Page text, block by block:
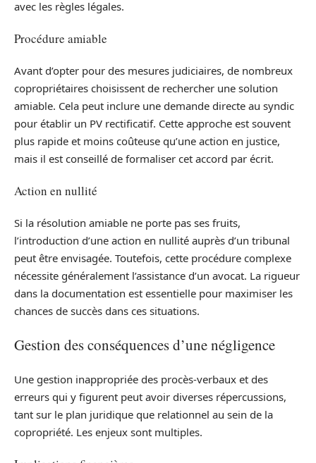
avec les règles légales.
Procédure amiable
Avant d’opter pour des mesures judiciaires, de nombreux
copropriétaires choisissent de rechercher une solution
amiable. Cela peut inclure une demande directe au syndic
pour établir un PV rectificatif. Cette approche est souvent
plus rapide et moins coûteuse qu’une action en justice,
mais il est conseillé de formaliser cet accord par écrit.
Action en nullité
Si la résolution amiable ne porte pas ses fruits,
l’introduction d’une action en nullité auprès d’un tribunal
peut être envisagée. Toutefois, cette procédure complexe
nécessite généralement l’assistance d’un avocat. La rigueur
dans la documentation est essentielle pour maximiser les
chances de succès dans ces situations.
Gestion des conséquences d’une négligence
Une gestion inappropriée des procès-verbaux et des
erreurs qui y figurent peut avoir diverses répercussions,
tant sur le plan juridique que relationnel au sein de la
copropriété. Les enjeux sont multiples.